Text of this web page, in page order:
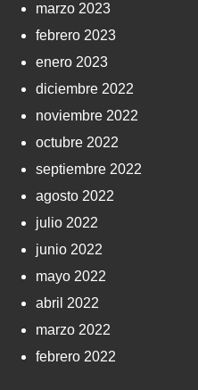
marzo 2023
febrero 2023
enero 2023
diciembre 2022
noviembre 2022
octubre 2022
septiembre 2022
agosto 2022
julio 2022
junio 2022
mayo 2022
abril 2022
marzo 2022
febrero 2022